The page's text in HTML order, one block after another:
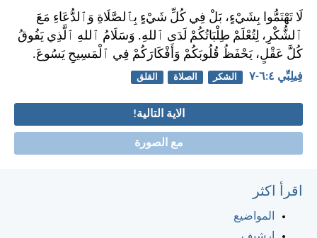
لَا تَهْتَمُّوا بِشَيْءٍ، بَلْ فِي كُلِّ شَيْءٍ بِٱلصَّلَاةِ وَٱلدُّعَاءِ مَعَ
ٱلشُّكْرِ، لِتُعْلَمْ طِلْبَاتُكُمْ لَدَى ٱللهِ. وَسَلَامُ ٱللهِ ٱلَّذِي يَفُوقُ
كُلَّ عَقْلٍ، يَحْفَظُ قُلُوبَكُمْ وَأَفْكَارَكُمْ فِي ٱلْمَسِيحِ يَسُوعَ.
فِيلِبِّي ٤:‏٦-‏٧ الشكر الصلاة القلق
الاية التالية!
مع الصورة
اقرأ اكثر
المواضيع